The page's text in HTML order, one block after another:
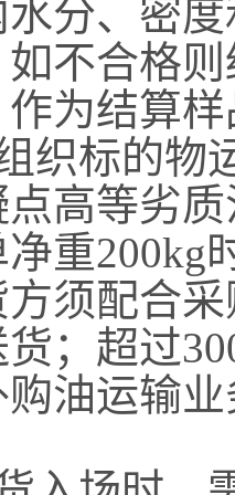
分、密
不合格
为结算
织标的物
高等劣
重200kg
须配合
；超过
油运输